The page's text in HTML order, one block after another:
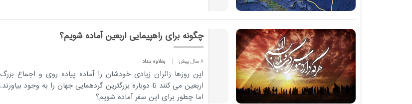
چگونه برای راهپیمایی اربعین آماده شویم؟
8 سال پیش بعلاوه مداد
این روزها زائران زیادی خودشان را آماده پیاده روی و اجماع بزرگ
اربعین می کنند تا دوباره بزرگترین گردهمایی جهان را به وجود بیاورند.
اما چطور برای این سفر آماده شویم؟